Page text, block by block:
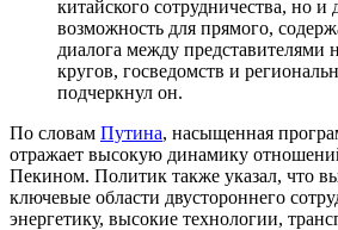
китайского сотрудничества, но
возможность для прямого,
диалога между представителями
кругов, госведомств и
подчеркнул он.
По словам Путина, насыщенная
отражает высокую динамику
Пекином. Политик также указал, что
ключевые области двустороннего
энергетику, высокие технологии,